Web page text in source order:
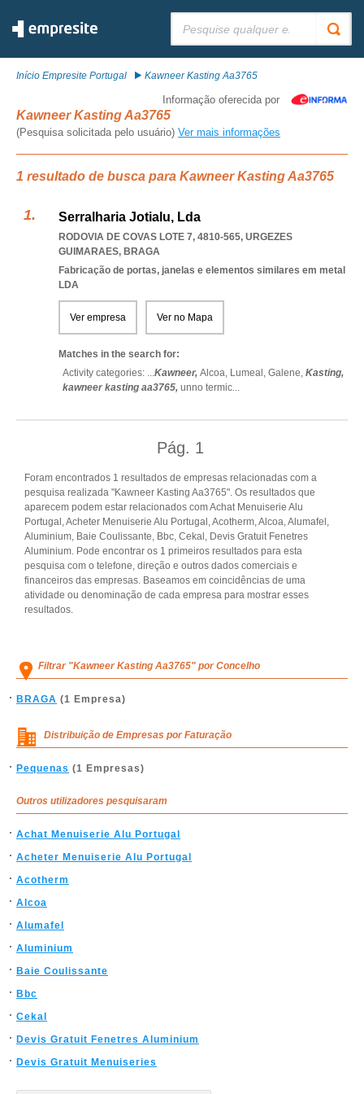
Início Empresite Portugal Kawneer Kasting Aa3765
Informação oferecida por
Kawneer Kasting Aa3765
(Pesquisa solicitada pelo usuário) Ver mais informações
1 resultado de busca para Kawneer Kasting Aa3765
Serralharia Jotialu, Lda
RODOVIA DE COVAS LOTE 7, 4810-565, URGEZES
GUIMARAES, BRAGA
Fabricação de portas, janelas e elementos similares em metal
LDA
Ver empresa Ver no Mapa
Matches in the search for:
Activity categories: ...Kawneer, Alcoa, Lumeal, Galene, Kasting,
kawneer kasting aa3765, unno termic...
Pág. 1
Foram encontrados 1 resultados de empresas relacionadas com a
pesquisa realizada "Kawneer Kasting Aa3765". Os resultados que
aparecem podem estar relacionados com Achat Menuiserie Alu
Portugal, Acheter Menuiserie Alu Portugal, Acotherm, Alcoa, Alumafel,
Aluminium, Baie Coulissante, Bbc, Cekal, Devis Gratuit Fenetres
Aluminium. Pode encontrar os 1 primeiros resultados para esta
pesquisa com o telefone, direção e outros dados comerciais e
financeiros das empresas. Baseamos em coincidências de uma
atividade ou denominação de cada empresa para mostrar esses
resultados.
Filtrar "Kawneer Kasting Aa3765" por Concelho
BRAGA (1 Empresa)
Distribuição de Empresas por Faturação
Pequenas (1 Empresas)
Outros utilizadores pesquisaram
Achat Menuiserie Alu Portugal
Acheter Menuiserie Alu Portugal
Acotherm
Alcoa
Alumafel
Aluminium
Baie Coulissante
Bbc
Cekal
Devis Gratuit Fenetres Aluminium
Devis Gratuit Menuiseries